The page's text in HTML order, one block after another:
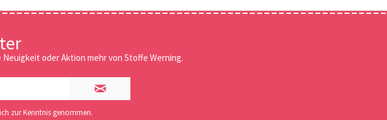
oder Aktion mehr von Stoffe Werning.
zur Kenntnis genommen.